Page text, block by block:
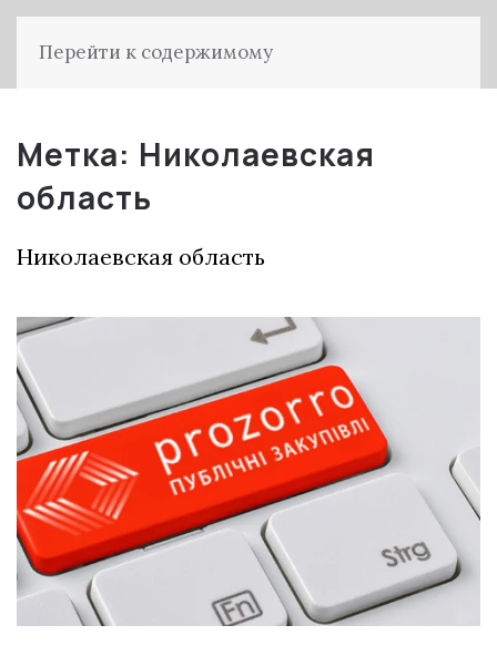
Перейти к содержимому
Метка: Николаевская
область
Николаевская область